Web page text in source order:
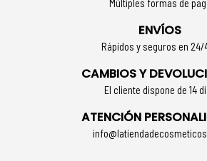
ENVÍOS
Rápidos y seguros en 24/
CAMBIOS Y
El cliente dispone de 14
ATENCIÓN